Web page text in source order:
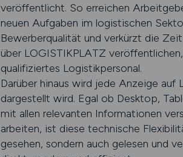
veröffentlicht. So erreichen
neuen Aufgaben im logistischen
Bewerberqualität und verkürzt die
über LOGISTIKPLATZ
qualifiziertes Logistikpersonal.
Darüber hinaus wird jede Anzeige
dargestellt wird. Egal ob Desktop,
mit allen relevanten Informationen
arbeiten, ist diese technische
gesehen, sondern auch gelesen und